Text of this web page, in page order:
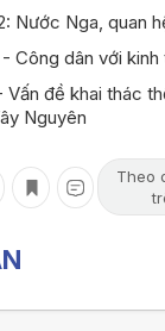
Nước Nga, quan
Công dân với kinh
đề khai thác
Nguyên
Theo